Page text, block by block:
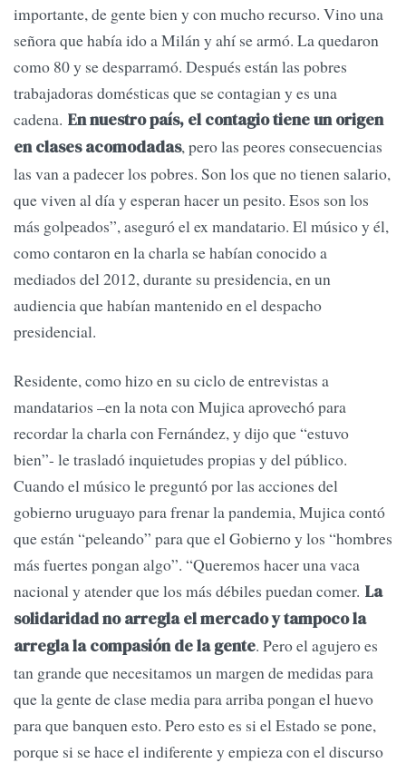
importante, de gente bien y con mucho recurso. Vino una
señora que había ido a Milán y ahí se armó. La quedaron
como 80 y se desparramó. Después están las pobres
trabajadoras domésticas que se contagian y es una
cadena. En nuestro país, el contagio tiene un origen
en clases acomodadas, pero las peores consecuencias
las van a padecer los pobres. Son los que no tienen salario,
que viven al día y esperan hacer un pesito. Esos son los
más golpeados”, aseguró el ex mandatario. El músico y él,
como contaron en la charla se habían conocido a
mediados del 2012, durante su presidencia, en un
audiencia que habían mantenido en el despacho
presidencial.
Residente, como hizo en su ciclo de entrevistas a
mandatarios –en la nota con Mujica aprovechó para
recordar la charla con Fernández, y dijo que “estuvo
bien”- le trasladó inquietudes propias y del público.
Cuando el músico le preguntó por las acciones del
gobierno uruguayo para frenar la pandemia, Mujica contó
que están “peleando” para que el Gobierno y los “hombres
más fuertes pongan algo”. “Queremos hacer una vaca
nacional y atender que los más débiles puedan comer. La
solidaridad no arregla el mercado y tampoco la
arregla la compasión de la gente. Pero el agujero es
tan grande que necesitamos un margen de medidas para
que la gente de clase media para arriba pongan el huevo
para que banquen esto. Pero esto es si el Estado se pone,
porque si se hace el indiferente y empieza con el discurso